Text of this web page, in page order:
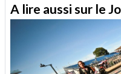
A lire aussi sur le